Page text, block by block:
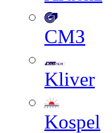
СМЗ
Kliver
Kospel